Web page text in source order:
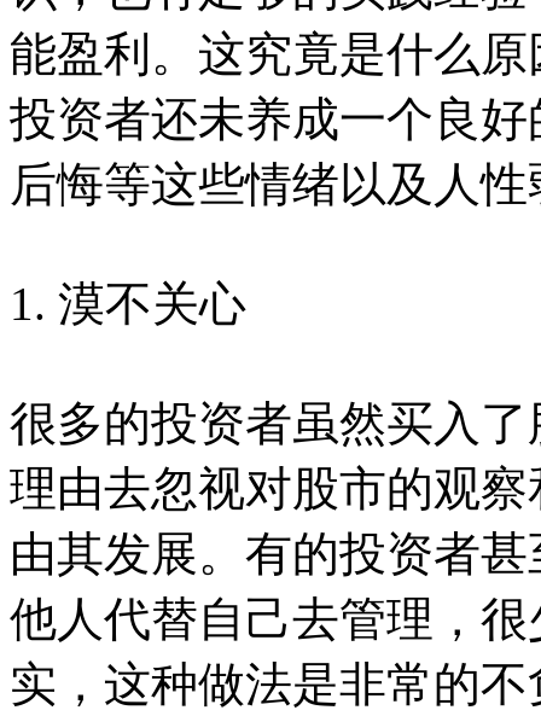
能盈利。这究竟是什么
投资者还未养成一个良
后悔等这些情绪以及人
1. 漠不关心
很多的投资者虽然买入
理由去忽视对股市的观
由其发展。有的投资者
他人代替自己去管理，
实，这种做法是非常的